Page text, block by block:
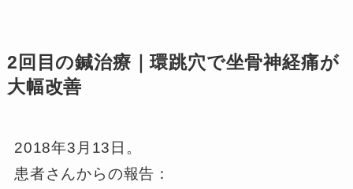
2回目の鍼治療｜環跳穴で坐骨神経痛が
大幅改善
2018年3月13日。
患者さんからの報告：